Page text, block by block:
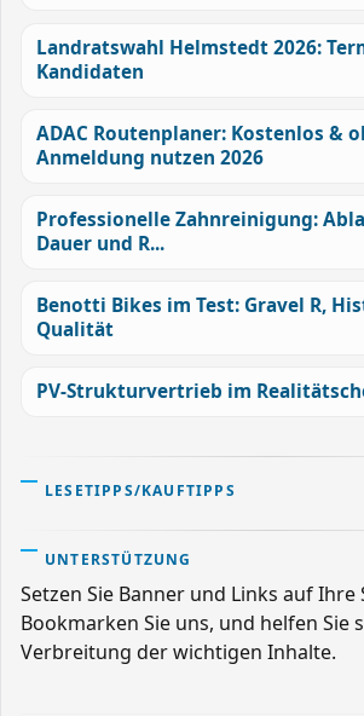
Landratswahl Helmstedt 2026:
Kandidaten
ADAC Routenplaner: Kostenlos &
Anmeldung nutzen 2026
Professionelle Zahnreinigung:
Dauer und R...
Benotti Bikes im Test: Gravel R,
Qualität
PV-Strukturvertrieb im
LESETIPPS/KAUFTIPPS
UNTERSTÜTZUNG
Setzen Sie Banner und Links auf Ihre
Bookmarken Sie uns, und helfen Sie
Verbreitung der wichtigen Inhalte.